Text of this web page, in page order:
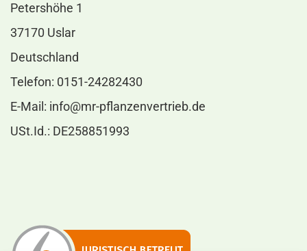
Petershöhe 1
37170 Uslar
Deutschland
Telefon: 0151-24282430
E-Mail: info@mr-pflanzenvertrieb.de
USt.Id.: DE258851993